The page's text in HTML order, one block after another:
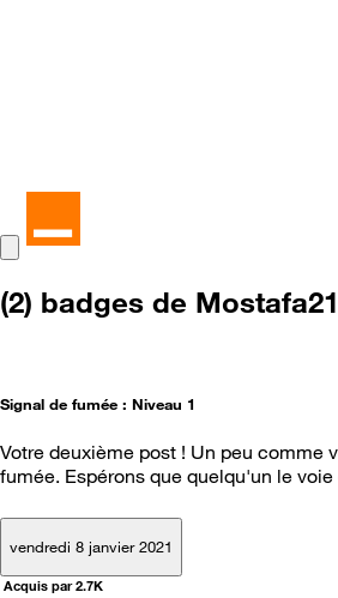
(2) badges de Mostafa21
Signal de fumée : Niveau 1
Votre deuxième post ! Un peu comme
fumée. Espérons que quelqu'un le voie
vendredi 8 janvier 2021
Acquis par 2.7K